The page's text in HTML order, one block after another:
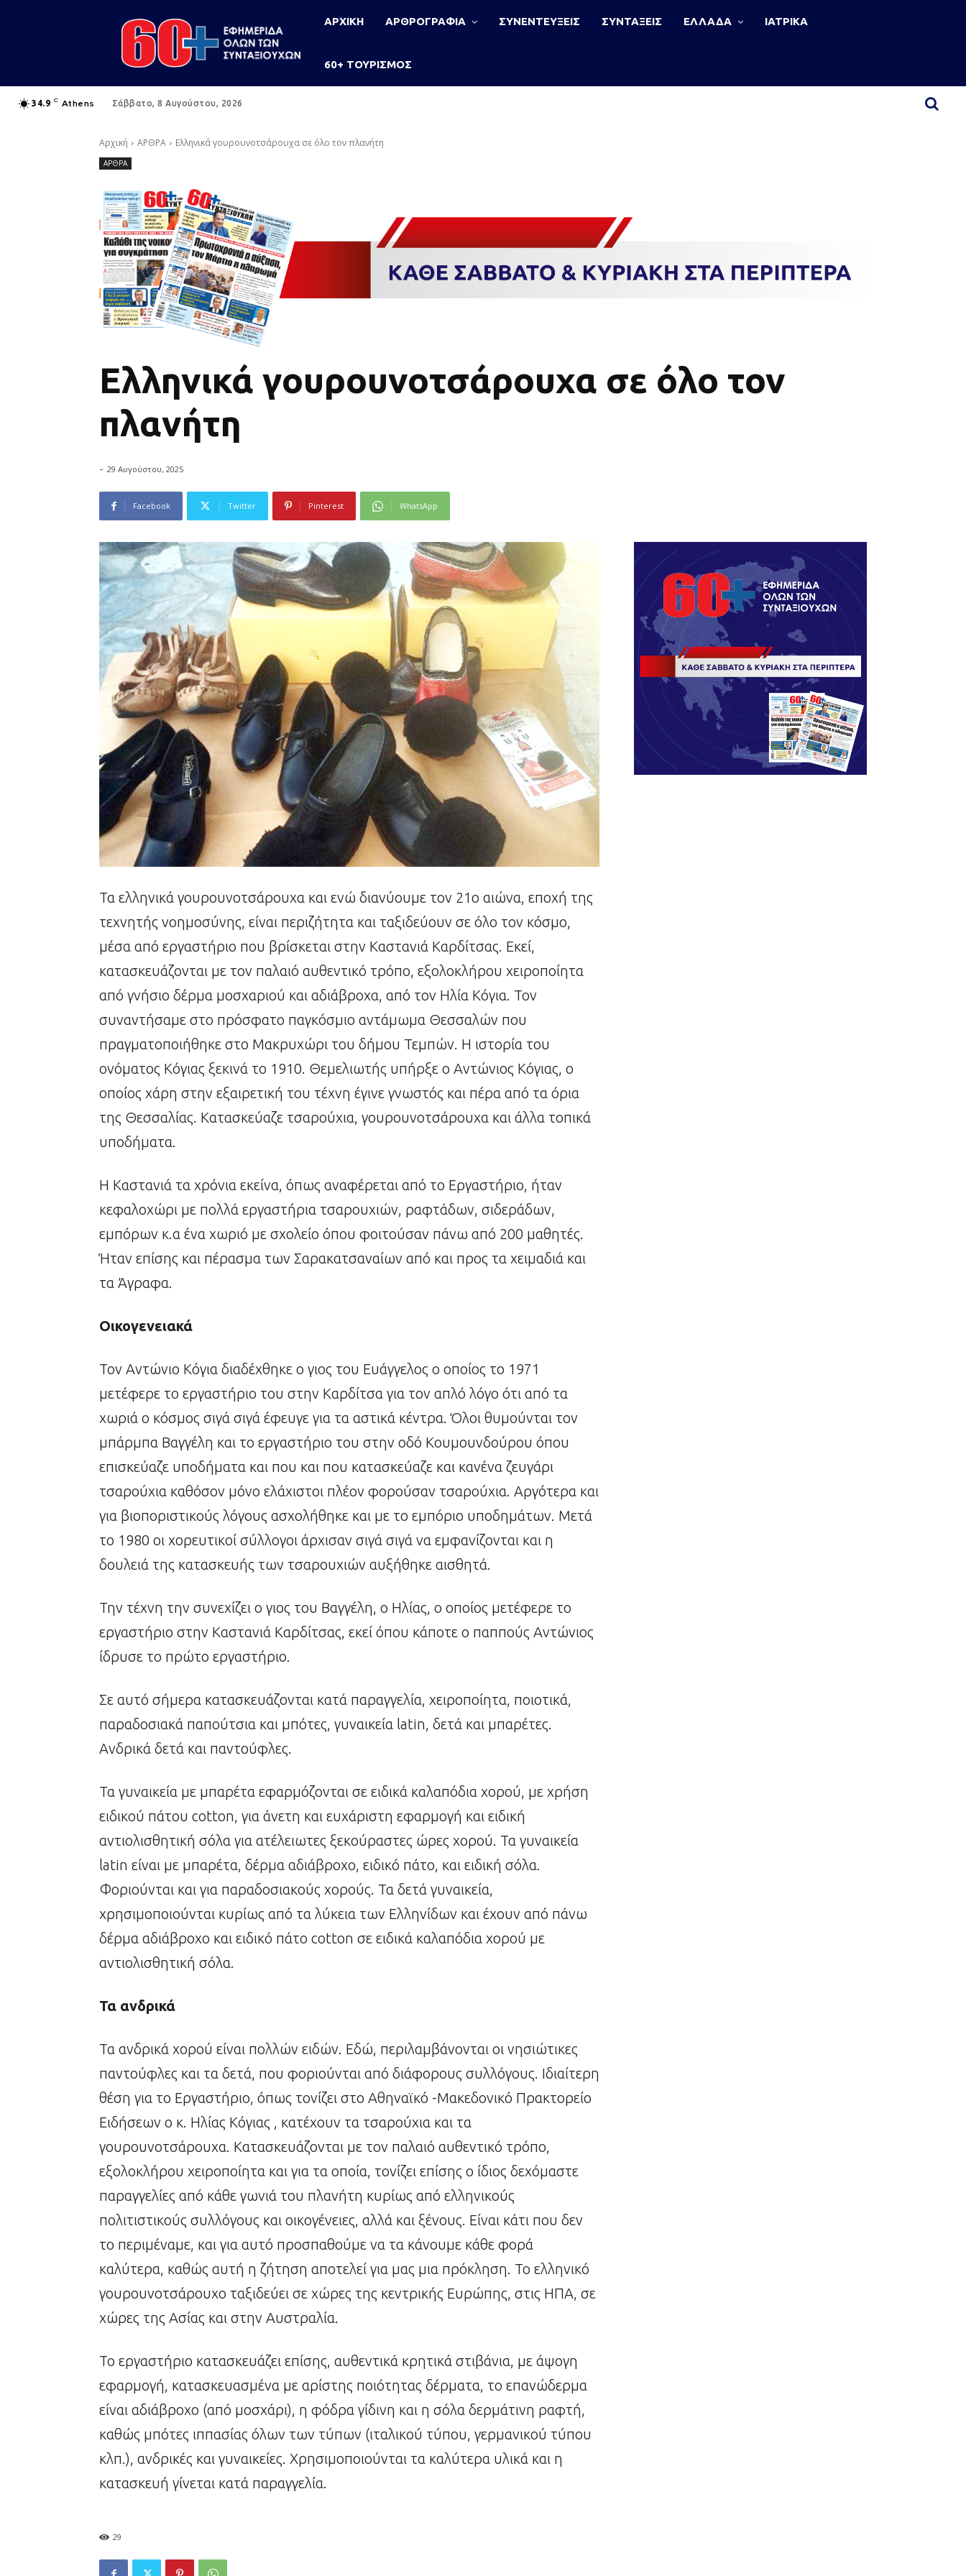
ΑΡΧΙΚΗ ΑΡΘΡΟΓΡΑΦΙΑ ΣΥΝΕΝΤΕΥΞΕΙΣ ΣΥΝΤΑΞΕΙΣ ΕΛΛΑΔΑ ΙΑΤΡΙΚΑ
60+ ΤΟΥΡΙΣΜΟΣ
34.9 C Athens Σάββατο, 8 Αυγούστου, 2026
Αρχική ΑΡΘΡΑ Ελληνικά γουρουνοτσάρουχα σε όλο τον πλανήτη
ΑΡΘΡΑ
Ελληνικά γουρουνοτσάρουχα σε όλο τον
πλανήτη
- 29 Αυγούστου, 2025
Facebook Twitter Pinterest WhatsApp
Τα ελληνικά γουρουνοτσάρουχα και ενώ διανύουμε τον 21ο αιώνα, εποχή της
τεχνητής νοημοσύνης, είναι περιζήτητα και ταξιδεύουν σε όλο τον κόσμο,
μέσα από εργαστήριο που βρίσκεται στην Καστανιά Καρδίτσας. Εκεί,
κατασκευάζονται με τον παλαιό αυθεντικό τρόπο, εξολοκλήρου χειροποίητα
από γνήσιο δέρμα μοσχαριού και αδιάβροχα, από τον Ηλία Κόγια. Τον
συναντήσαμε στο πρόσφατο παγκόσμιο αντάμωμα Θεσσαλών που
πραγματοποιήθηκε στο Μακρυχώρι του δήμου Τεμπών. Η ιστορία του
ονόματος Κόγιας ξεκινά το 1910. Θεμελιωτής υπήρξε ο Αντώνιος Κόγιας, ο
οποίος χάρη στην εξαιρετική του τέχνη έγινε γνωστός και πέρα από τα όρια
της Θεσσαλίας. Κατασκεύαζε τσαρούχια, γουρουνοτσάρουχα και άλλα τοπικά
υποδήματα.
Η Καστανιά τα χρόνια εκείνα, όπως αναφέρεται από το Εργαστήριο, ήταν
κεφαλοχώρι με πολλά εργαστήρια τσαρουχιών, ραφτάδων, σιδεράδων,
εμπόρων κ.α ένα χωριό με σχολείο όπου φοιτούσαν πάνω από 200 μαθητές.
Ήταν επίσης και πέρασμα των Σαρακατσαναίων από και προς τα χειμαδιά και
τα Άγραφα.
Οικογενειακά
Τον Αντώνιο Κόγια διαδέχθηκε ο γιος του Ευάγγελος ο οποίος το 1971
μετέφερε το εργαστήριο του στην Καρδίτσα για τον απλό λόγο ότι από τα
χωριά ο κόσμος σιγά σιγά έφευγε για τα αστικά κέντρα. Όλοι θυμούνται τον
μπάρμπα Βαγγέλη και το εργαστήριο του στην οδό Κουμουνδούρου όπου
επισκεύαζε υποδήματα και που και που κατασκεύαζε και κανένα ζευγάρι
τσαρούχια καθόσον μόνο ελάχιστοι πλέον φορούσαν τσαρούχια. Αργότερα και
για βιοποριστικούς λόγους ασχολήθηκε και με το εμπόριο υποδημάτων. Μετά
το 1980 οι χορευτικοί σύλλογοι άρχισαν σιγά σιγά να εμφανίζονται και η
δουλειά της κατασκευής των τσαρουχιών αυξήθηκε αισθητά.
Την τέχνη την συνεχίζει ο γιος του Βαγγέλη, ο Ηλίας, ο οποίος μετέφερε το
εργαστήριο στην Καστανιά Καρδίτσας, εκεί όπου κάποτε ο παππούς Αντώνιος
ίδρυσε το πρώτο εργαστήριο.
Σε αυτό σήμερα κατασκευάζονται κατά παραγγελία, χειροποίητα, ποιοτικά,
παραδοσιακά παπούτσια και μπότες, γυναικεία latin, δετά και μπαρέτες.
Ανδρικά δετά και παντούφλες.
Τα γυναικεία με μπαρέτα εφαρμόζονται σε ειδικά καλαπόδια χορού, με χρήση
ειδικού πάτου cotton, για άνετη και ευχάριστη εφαρμογή και ειδική
αντιολισθητική σόλα για ατέλειωτες ξεκούραστες ώρες χορού. Τα γυναικεία
latin είναι με μπαρέτα, δέρμα αδιάβροχο, ειδικό πάτο, και ειδική σόλα.
Φοριούνται και για παραδοσιακούς χορούς. Τα δετά γυναικεία,
χρησιμοποιούνται κυρίως από τα λύκεια των Ελληνίδων και έχουν από πάνω
δέρμα αδιάβροχο και ειδικό πάτο cotton σε ειδικά καλαπόδια χορού με
αντιολισθητική σόλα.
Τα ανδρικά
Τα ανδρικά χορού είναι πολλών ειδών. Εδώ, περιλαμβάνονται οι νησιώτικες
παντούφλες και τα δετά, που φοριούνται από διάφορους συλλόγους. Ιδιαίτερη
θέση για το Εργαστήριο, όπως τονίζει στο Αθηναϊκό -Μακεδονικό Πρακτορείο
Ειδήσεων ο κ. Ηλίας Κόγιας , κατέχουν τα τσαρούχια και τα
γουρουνοτσάρουχα. Κατασκευάζονται με τον παλαιό αυθεντικό τρόπο,
εξολοκλήρου χειροποίητα και για τα οποία, τονίζει επίσης ο ίδιος δεχόμαστε
παραγγελίες από κάθε γωνιά του πλανήτη κυρίως από ελληνικούς
πολιτιστικούς συλλόγους και οικογένειες, αλλά και ξένους. Είναι κάτι που δεν
το περιμέναμε, και για αυτό προσπαθούμε να τα κάνουμε κάθε φορά
καλύτερα, καθώς αυτή η ζήτηση αποτελεί για μας μια πρόκληση. Το ελληνικό
γουρουνοτσάρουχο ταξιδεύει σε χώρες της κεντρικής Ευρώπης, στις ΗΠΑ, σε
χώρες της Ασίας και στην Αυστραλία.
Το εργαστήριο κατασκευάζει επίσης, αυθεντικά κρητικά στιβάνια, με άψογη
εφαρμογή, κατασκευασμένα με αρίστης ποιότητας δέρματα, το επανώδερμα
είναι αδιάβροχο (από μοσχάρι), η φόδρα γίδινη και η σόλα δερμάτινη ραφτή,
καθώς μπότες ιππασίας όλων των τύπων (ιταλικού τύπου, γερμανικού τύπου
κλπ.), ανδρικές και γυναικείες. Χρησιμοποιούνται τα καλύτερα υλικά και η
κατασκευή γίνεται κατά παραγγελία.
29